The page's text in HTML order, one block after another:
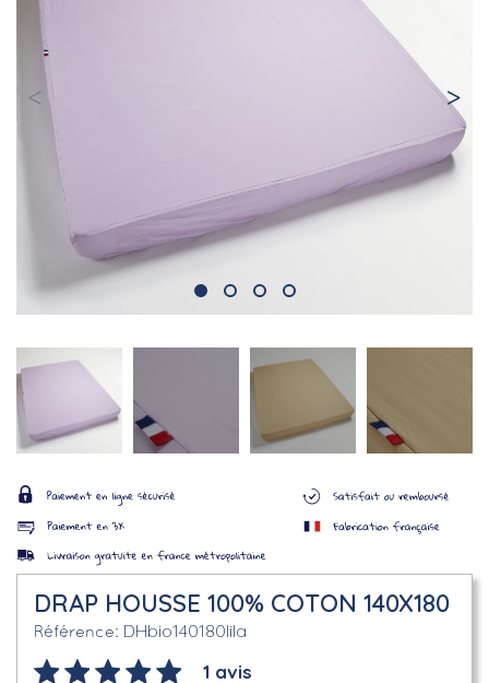
DRAP HOUSSE 100% COTON 140X180
Référence DHbio140180lila
1 avis